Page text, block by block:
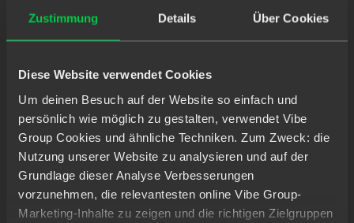
Zustimmung Details Über Cookies
Diese Website verwendet Cookies
Um deinen Besuch auf der Website so einfach und
persönlich wie möglich zu gestalten, verwendet Vibe
Group Cookies und ähnliche Techniken. Zum Zweck: die
Nutzung unserer Website zu analysieren und auf der
Grundlage dieser Analyse Verbesserungen
vorzunehmen, die relevantesten online Vibe Group-
Marketing-Inhalte zu zeigen und die richtigen Zielgruppen
an denen sich das gesamte Team vor Ort trifft."
hilfreich beim Aufbau eines stabilen und
vielseitigen Entwicklungsteams. Indem sie zur
richtigen Zeit die richtigen Kandidat:innen zur
Verfügung stellten und die einzigartigen
Bedürfnisse der OEV verstanden, hat Spilberg ihm